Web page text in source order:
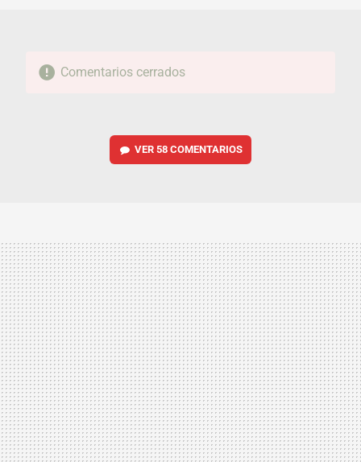
Comentarios cerrados
VER 58 COMENTARIOS